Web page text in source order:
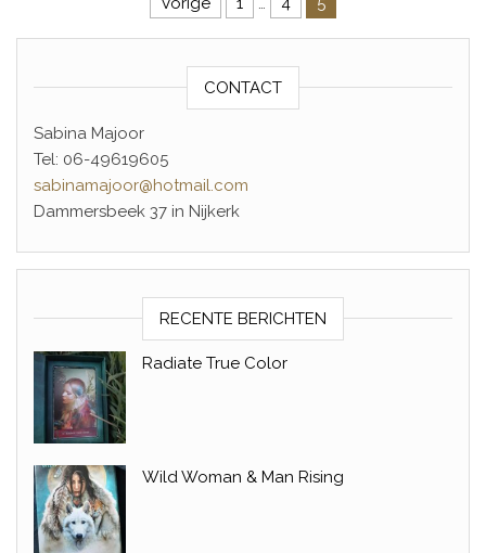
Berichten paginering
CONTACT
Sabina Majoor
Tel: 06-49619605
sabinamajoor@hotmail.com
Dammersbeek 37 in Nijkerk
RECENTE BERICHTEN
Radiate True Color
Wild Woman & Man Rising